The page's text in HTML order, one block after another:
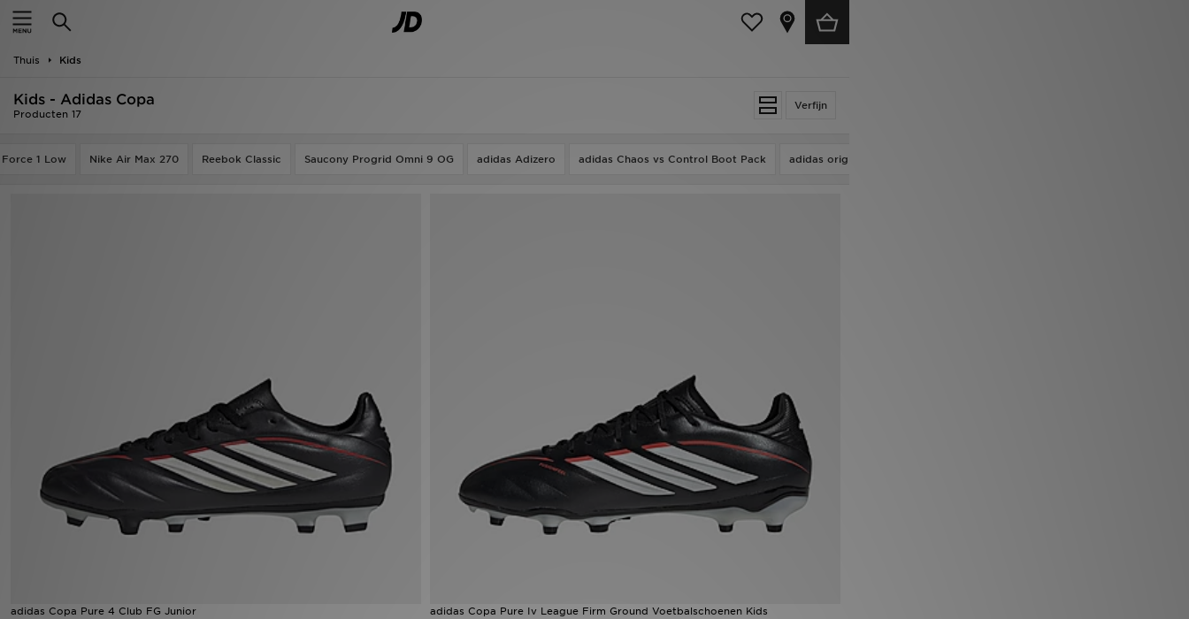
Thuis Kids
Verfijn
Kids - Adidas Copa
Producten 17
1 Low Nike Air Max 270 Reebok Classic Saucony Progrid Omni 9 OG adidas Adizero adidas Chaos vs Control Boot Pack adidas originals campus LED
adidas Copa Pure 4 Club FG Junior adidas Copa Pure Iv League Firm Ground Voetbalschoenen Kids
New In
Dames
Bestelling Traceren